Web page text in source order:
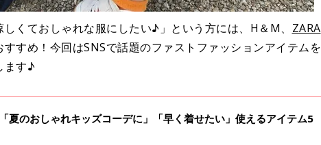
しくておしゃれな服にしたい♪」という方には、H＆M、 ZARA
すめ！今回はSNSで話題のファストファッションアイテムを
ます♪
夏のおしゃれキッズコーデに」「早く着せたい」使えるアイテム5